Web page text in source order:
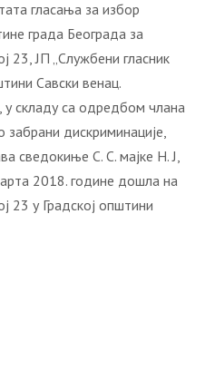
гласања за избор
града Београда за
23, ЈП „Службени гласник
Савски венац.
у складу са одредбом члана
забрани дискриминације,
сведокиње С. С. мајке Н. Ј,
2018. године дошла на
23 у Градској општини